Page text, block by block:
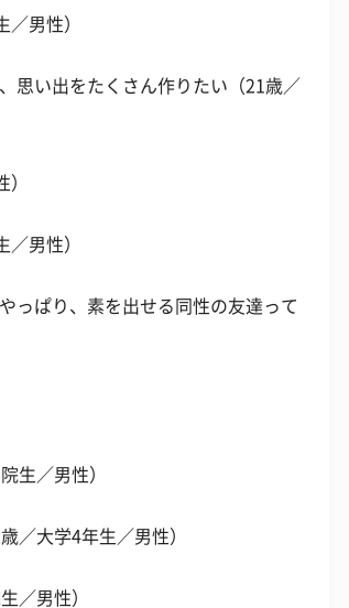
／男性）
思い出をたくさん作りたい（21歳／
）
／男性）
っぱり、素を出せる同性の友達って
生／男性）
／大学4年生／男性）
／男性）